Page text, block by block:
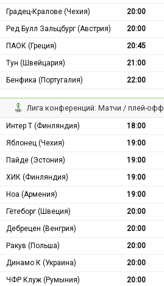
Градец-Кралове (Чехия)
20:00
Ред Булл Зальцбург (Австрия)
20:00
ПАОК (Греция)
20:45
Тун (Швейцария)
21:00
Бенфика (Португалия)
22:00
Лига конференций: Матчи / плей-офф
Интер Т (Финляндия) 18:00
Яблонец (Чехия)
19:00
Пайде (Эстония)
19:00
ХИК (Финляндия)
19:00
Ноа (Армения)
19:00
Гётеборг (Швеция)
20:00
Дебрецен (Венгрия)
20:00
Ракув (Польша)
20:00
Динамо К (Украина)
20:00
ЧФР Клуж (Румыния)
20:00